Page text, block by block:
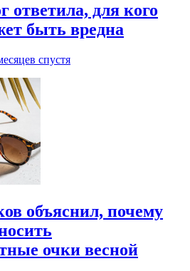
ответила, для кого
быть вредна
спустя
объяснил, почему
очки весной